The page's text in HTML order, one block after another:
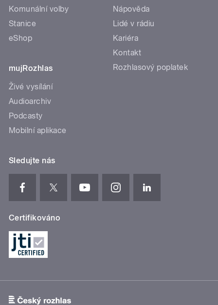
Komunální volby
Stanice
eShop
mujRozhlas
Živé vysílání
Audioarchiv
Podcasty
Mobilní aplikace
Nápověda
Lidé v rádiu
Kariéra
Kontakt
Rozhlasový poplatek
Sledujte nás
Certifikováno